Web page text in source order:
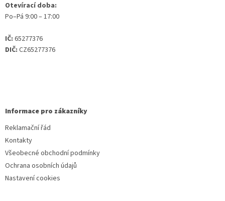
Otevírací doba:
Po–Pá 9:00 – 17:00
IČ: 65277376
DIČ: CZ65277376
Informace pro zákazníky
Reklamační řád
Kontakty
Všeobecné obchodní podmínky
Ochrana osobních údajů
Nastavení cookies